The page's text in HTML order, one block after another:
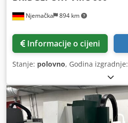
Njemačka 894 km
Informacije o cijeni
Stanje: polovno, Godina izgradnje: